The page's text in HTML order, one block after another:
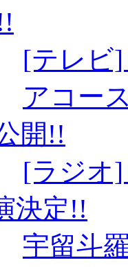
[テレビ
アコー
開!!
[ラジオ
決定!!
宇留斗